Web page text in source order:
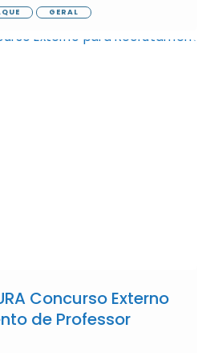
GERAL
Concurso Externo
de Professor